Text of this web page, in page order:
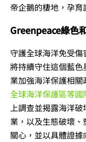
帝企鵝的棲地，孕育
Greenpeace綠色
守護全球海洋免受
將持續守住這個藍
業加強海洋保護相
全球海洋保護區等國
上調查並揭露海洋
業，以及生態破壞
關心，並以具體證